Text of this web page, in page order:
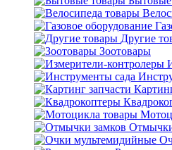
Другие
Зоотовары